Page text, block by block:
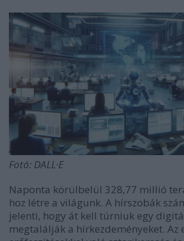
Fotó: DALL·E
Naponta körülbelül 328,77 millió
hoz létre a világunk. A hírszobák
jelenti, hogy át kell túrniuk egy
megtalálják a hírkezdeményeket. Az